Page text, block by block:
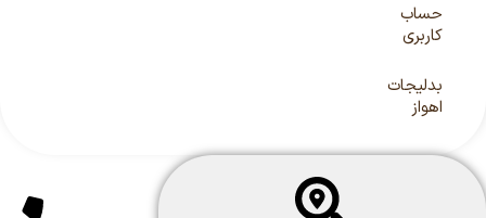
حساب
کاربری
بدلیجات
اهواز